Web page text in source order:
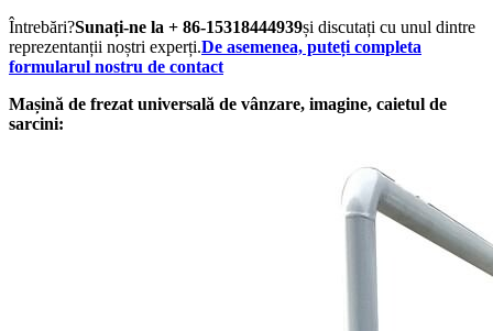
Întrebări?Sunați-ne la + 86-15318444939și discutați cu unul dintre
reprezentanții noștri experți.De asemenea, puteți completa
formularul nostru de contact
Mașină de frezat universală de vânzare, imagine, caietul de
sarcini: